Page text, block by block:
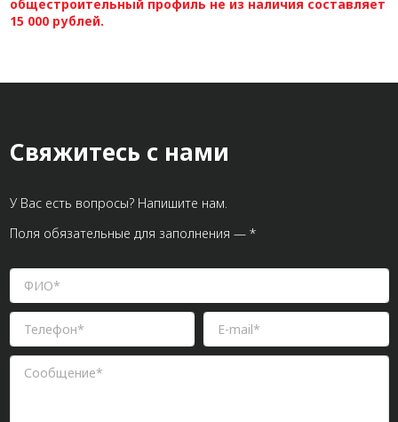
общестроительный профиль не из наличия составляет
15 000 рублей.
Свяжитесь с нами
У Вас есть вопросы? Напишите нам.
Поля обязательные для заполнения — *